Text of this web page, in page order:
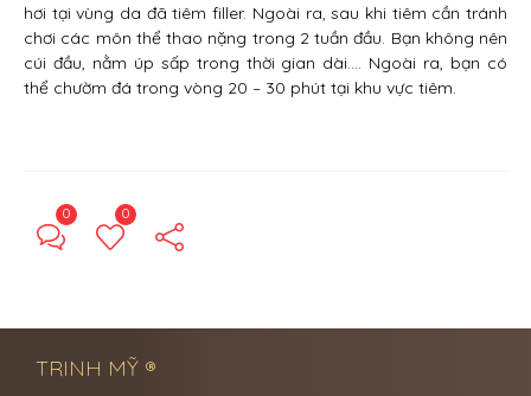
hơi tại vùng da đã tiêm filler. Ngoài ra, sau khi tiêm cần tránh
chơi các môn thể thao nặng trong 2 tuần đầu. Bạn không nên
cúi đầu, nằm úp sấp trong thời gian dài…. Ngoài ra, bạn có
thể chườm đá trong vòng 20 – 30 phút tại khu vực tiêm.
0 0
TRINH MỸ ®